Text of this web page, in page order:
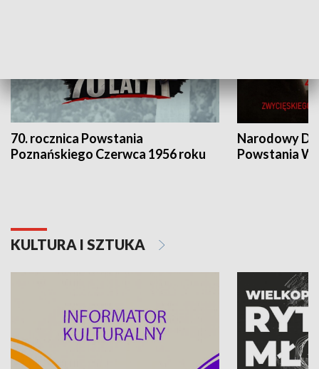
70. rocznica Powstania
Poznańskiego Czerwca 1956 roku
Narodowy
Powstania
KULTURA I SZTUKA